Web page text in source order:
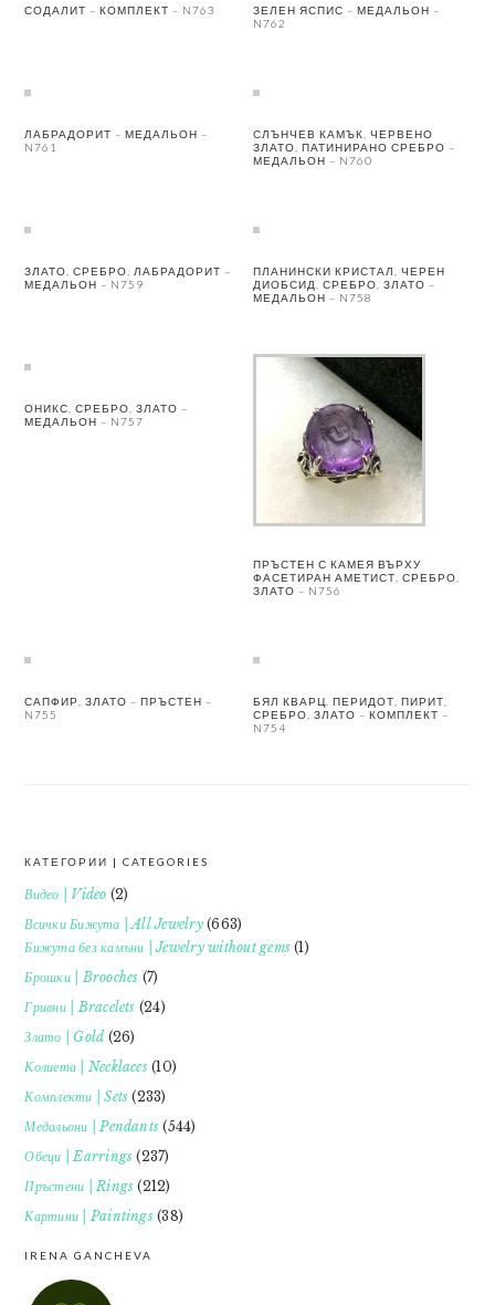
СОДАЛИТ – КОМПЛЕКТ – N763
ЗЕЛЕН ЯСПИС – МЕДАЛЬОН –
N762
ЛАБРАДОРИТ – МЕДАЛЬОН –
N761
СЛЪНЧЕВ КАМЪК, ЧЕРВЕНО
ЗЛАТО, ПАТИНИРАНО СРЕБРО –
МЕДАЛЬОН – N760
ЗЛАТО, СРЕБРО, ЛАБРАДОРИТ –
МЕДАЛЬОН – N759
ПЛАНИНСКИ КРИСТАЛ, ЧЕРЕН
ДИОБСИД, СРЕБРО, ЗЛАТО –
МЕДАЛЬОН – N758
ОНИКС, СРЕБРО, ЗЛАТО –
МЕДАЛЬОН – N757
ПРЪСТЕН С КАМЕЯ ВЪРХУ
ФАСЕТИРАН АМЕТИСТ, СРЕБРО,
ЗЛАТО – N756
САПФИР, ЗЛАТО – ПРЪСТЕН –
N755
БЯЛ КВАРЦ, ПЕРИДОТ, ПИРИТ,
СРЕБРО, ЗЛАТО – КОМПЛЕКТ –
N754
FOOTER
КАТЕГОРИИ | CATEGORIES
Видео | Video (2)
Всички Бижута | All Jewelry(663)
Бижута без камъни | Jewelry without gems (1)
Брошки | Brooches (7)
Гривни | Bracelets (24)
Злато | Gold (26)
Колиета | Necklaces(10)
Комплекти | Sets (233)
Медальони | Pendants (544)
Обеци | Earrings (237)
Пръстени | Rings (212)
Картини | Paintings(38)
IRENA GANCHEVA